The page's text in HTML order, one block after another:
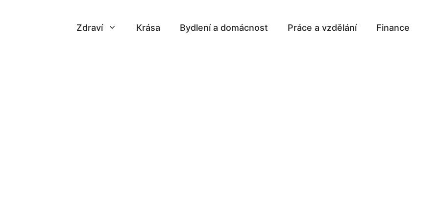
Zdraví Krása Bydlení a domácnost Práce a vzdělání Finance